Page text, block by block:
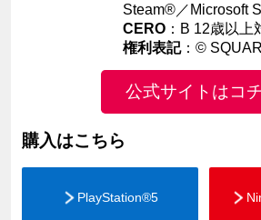
Steam®／Microsoft
CERO ：B 12歳以上
権利表記：©
公式サイトはコ
購入はこちら
PlayStation®5